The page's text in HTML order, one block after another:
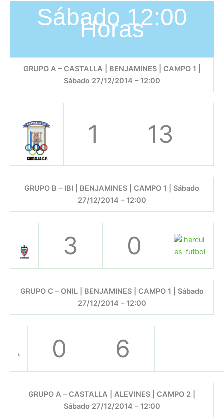
Sábado 12:00
Horas
GRUPO A – CASTALLA | BENJAMINES | CAMPO 1 |
Sábado 27/12/2014 – 12:00
1 13
GRUPO B – IBI | BENJAMINES | CAMPO 1 | Sábado
27/12/2014 – 12:00
3 0
GRUPO C – ONIL | BENJAMINES | CAMPO 1 | Sábado
27/12/2014 – 12:00
0 6
GRUPO A – CASTALLA | ALEVINES | CAMPO 2 |
Sábado 27/12/2014 – 12:00